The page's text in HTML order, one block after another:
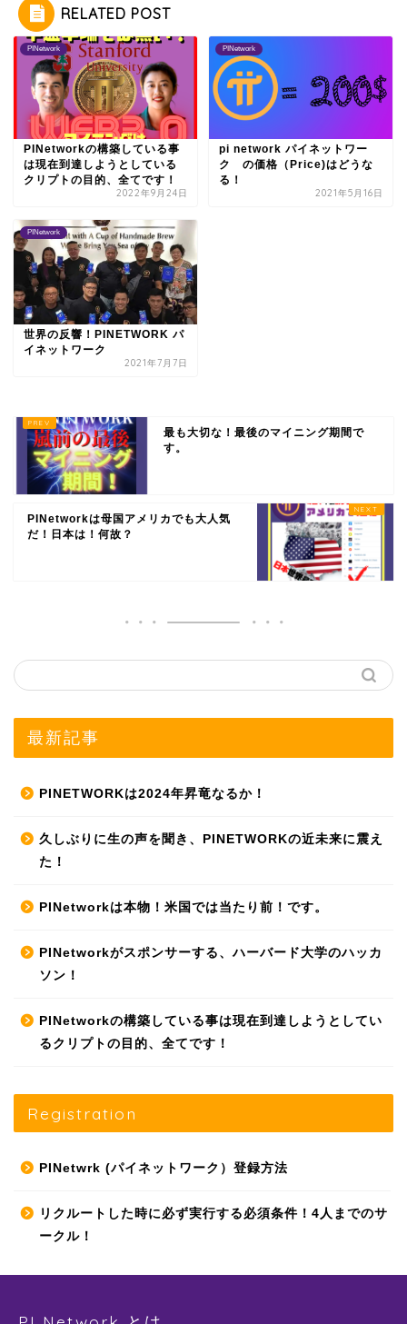
RELATED POST
PINetwork
PINetworkの構築している事
は現在到達しようとしている
クリプトの目的、全てです！
2022年9月24日
PINetwork
pi network パイネットワー
ク の価格（Price)はどうな
る！
2021年5月16日
PINetwork
世界の反響！PINETWORK パ
イネットワーク
2021年7月7日
最も大切な！最後のマイニング期間で
す。
PINetworkは母国アメリカでも大人気
だ！日本は！何故？
最新記事
PINETWORKは2024年昇竜なるか！
久しぶりに生の声を聞き、PINETWORKの近未来に震え
た！
PINetworkは本物！米国では当たり前！です。
PINetworkがスポンサーする、ハーバード大学のハッカ
ソン！
PINetworkの構築している事は現在到達しようとしてい
るクリプトの目的、全てです！
Registration
PINetwrk (パイネットワーク）登録方法
リクルートした時に必ず実行する必須条件！4人までのサ
ークル！